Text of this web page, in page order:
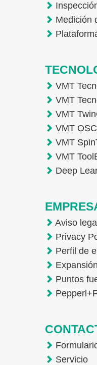
Medición
VMT
VMT
VMT
VMT OSC
VMT
VMT
Deep
Aviso legal
Privacy
Perfil de
Expansión
Puntos
Servicio